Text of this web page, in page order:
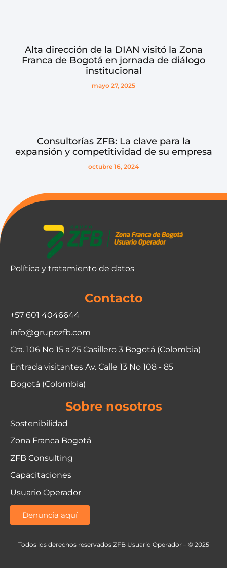
Alta dirección de la DIAN visitó la Zona
Franca de Bogotá en jornada de diálogo
institucional
mayo 27, 2025
Consultorías ZFB: La clave para la
expansión y competitividad de su empresa
octubre 16, 2024
Política y tratamiento de datos
Contacto
+57 601 4046644
info@grupozfb.com
Cra. 106 No 15 a 25 Casillero 3 Bogotá (Colombia)
Entrada visitantes Av. Calle 13 No 108 - 85
Bogotá (Colombia)
Sobre nosotros
Sostenibilidad
Zona Franca Bogotá
ZFB Consulting
Capacitaciones
Usuario Operador
Denuncia aquí
Todos los derechos reservados ZFB Usuario Operador – © 2025